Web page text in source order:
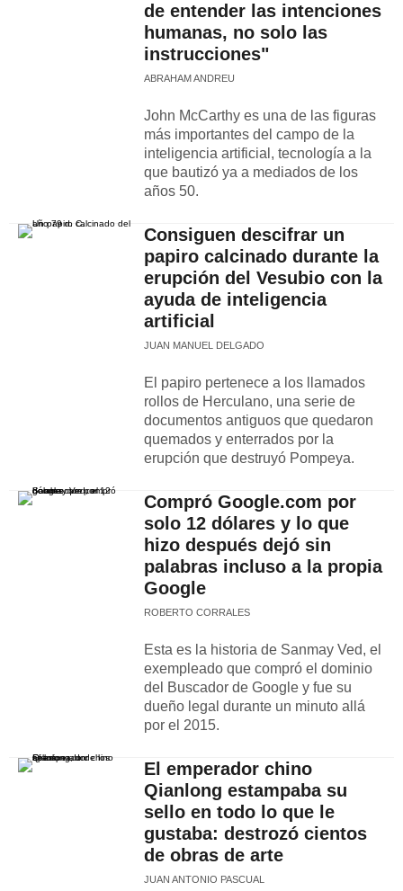
de entender las intenciones
humanas, no solo las
instrucciones"
ABRAHAM ANDREU
John McCarthy es una de las figuras
más importantes del campo de la
inteligencia artificial, tecnología a la
que bautizó ya a mediados de los
años 50.
Consiguen descifrar un
papiro calcinado durante la
erupción del Vesubio con la
ayuda de inteligencia
artificial
JUAN MANUEL DELGADO
El papiro pertenece a los llamados
rollos de Herculano, una serie de
documentos antiguos que quedaron
quemados y enterrados por la
erupción que destruyó Pompeya.
Compró Google.com por
solo 12 dólares y lo que
hizo después dejó sin
palabras incluso a la propia
Google
ROBERTO CORRALES
Esta es la historia de Sanmay Ved, el
exempleado que compró el dominio
del Buscador de Google y fue su
dueño legal durante un minuto allá
por el 2015.
El emperador chino
Qianlong estampaba su
sello en todo lo que le
gustaba: destrozó cientos
de obras de arte
JUAN ANTONIO PASCUAL